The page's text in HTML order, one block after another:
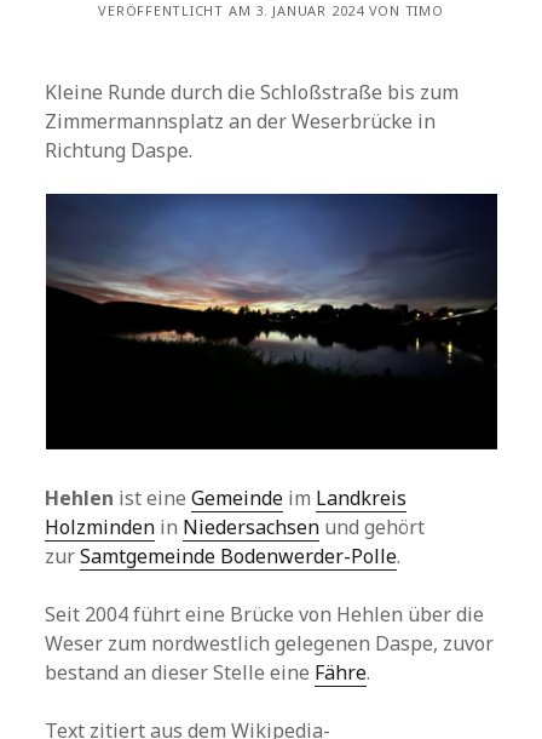
VERÖFFENTLICHT AM 3. JANUAR 2024 VON TIMO
Kleine Runde durch die Schloßstraße bis zum
Zimmermannsplatz an der Weserbrücke in
Richtung Daspe.
Hehlen ist eineGemeinde im Landkreis
Holzminden in Niedersachsen und gehört
zurSamtgemeinde Bodenwerder-Polle.
Seit 2004 führt eine Brücke von Hehlen über die
Weser zum nordwestlich gelegenen Daspe, zuvor
bestand an dieser Stelle eine Fähre.
Text zitiert aus dem Wikipedia-